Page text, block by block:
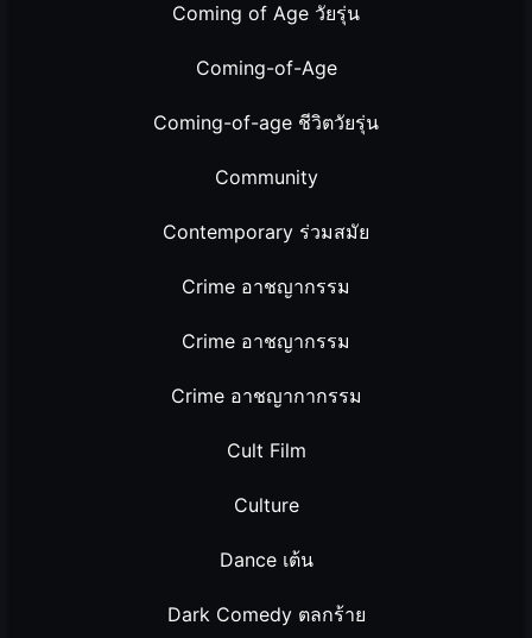
Coming of Age วัยรุ่น
Coming-of-Age
Coming-of-age ชีวิตวัยรุ่น
Community
Contemporary ร่วมสมัย
Crime อาชญากรรม
Crime อาชญากรรม
Crime อาชญากากรรม
Cult Film
Culture
Dance เต้น
Dark Comedy ตลกร้าย